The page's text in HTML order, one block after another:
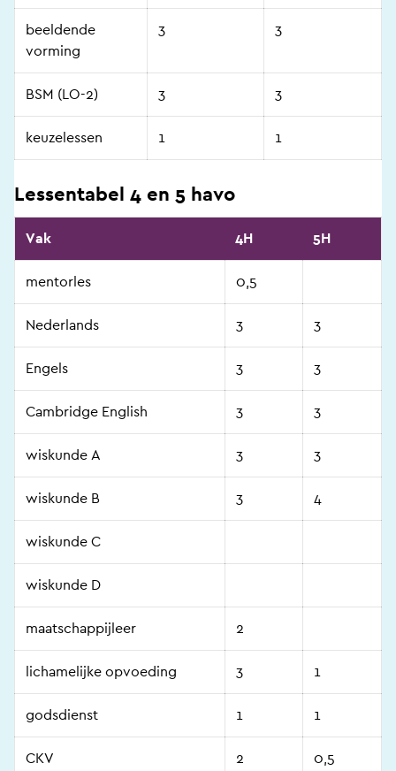
beeldende
vorming
3 3
BSM (LO-2) 3 3
keuzelessen 1 1
Lessentabel 4 en 5 havo
Vak 4H 5H
mentorles 0,5
Nederlands 3 3
Engels 3 3
Cambridge English 3 3
wiskunde A 3 3
wiskunde B 3 4
wiskunde C
wiskunde D
maatschappijleer 2
lichamelijke opvoeding 3 1
godsdienst 1 1
CKV 2 0,5